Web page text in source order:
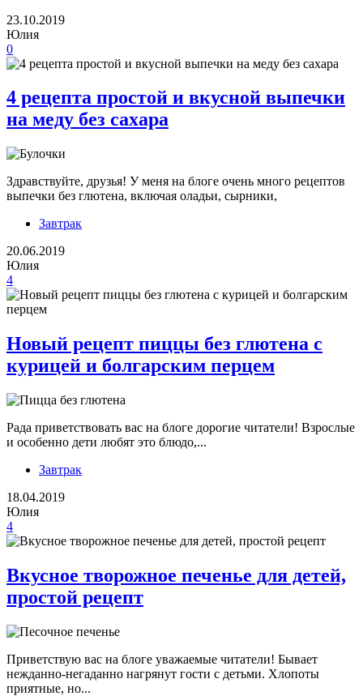
23.10.2019
Юлия
0
4 рецепта простой и вкусной выпечки
на меду без сахара
Здравствуйте, друзья! У меня на блоге очень много рецептов
выпечки без глютена, включая оладьи, сырники,
Завтрак
20.06.2019
Юлия
4
Новый рецепт пиццы без глютена с
курицей и болгарским перцем
Рада приветствовать вас на блоге дорогие читатели! Взрослые
и особенно дети любят это блюдо,...
Завтрак
18.04.2019
Юлия
4
Вкусное творожное печенье для детей,
простой рецепт
Приветствую вас на блоге уважаемые читатели! Бывает
нежданно-негаданно нагрянут гости с детьми. Хлопоты
приятные, но...